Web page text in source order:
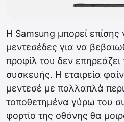
Η Samsung μπορεί επίσης
μεντεσέδες για να
προφίλ του δεν επηρεάζει
συσκευής. Η εταιρεία
μεντεσέ με πολλαπλά
τοποθετημένα γύρω του
φορτίο της οθόνης θα